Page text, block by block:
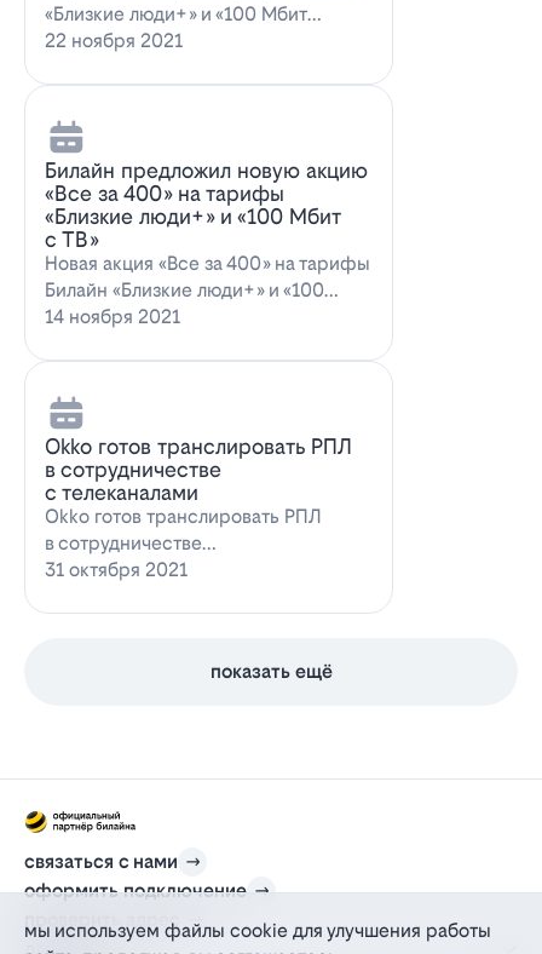
«Близкие люди+» и «100 Мбит
с ТВ»Билайн пред…
22 ноября 2021
Билайн предложил новую акцию
«Все за 400» на тарифы
«Близкие люди+» и «100 Мбит
с ТВ»
Новая акция «Все за 400» на тарифы
Билайн «Близкие люди+» и «100
Мбит…
14 ноября 2021
Оkko готов транслировать РПЛ
в сотрудничестве
с телеканалами
Оkko готов транслировать РПЛ
в сотрудничестве
с каналамиВидеосервис Okko
31 октября 2021
показать ещё
связаться с нами
оформить подключение
проверить адрес
для дома
мы используем файлы cookie для улучшения работы